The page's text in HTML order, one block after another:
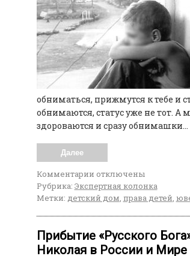
обниматься, прижмутся к тебе и
обнимаются, статус уже не тот.
здороваются и сразу обнимашки…
Далее
Комментарии отключены
Рубрика: Экспертная колонка
Метки: детский дом, права детей,
Прибытие «Русского
Николая в России и